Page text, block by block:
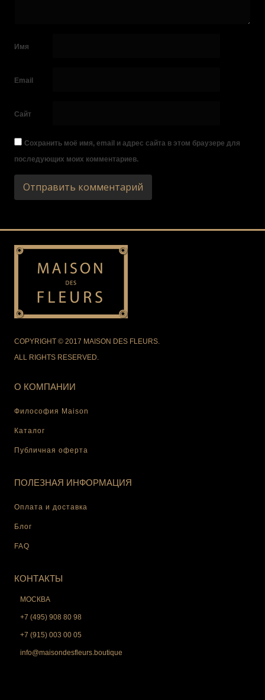
Имя
Email
Сайт
Сохранить моё имя, email и адрес сайта в этом браузере для
последующих моих комментариев.
COPYRIGHT © 2017 MAISON DES FLEURS.
ALL RIGHTS RESERVED.
О КОМПАНИИ
Философия Maison
Каталог
Публичная оферта
ПОЛЕЗНАЯ ИНФОРМАЦИЯ
Оплата и доставка
Блог
FAQ
КОНТАКТЫ
МОСКВА
+7 (495) 908 80 98
+7 (915) 003 00 05
info@maisondesfleurs.boutique